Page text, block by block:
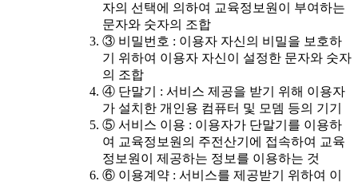
자의 선택에 의하여 교육정보원이 부여하는
문자와 숫자의 조합
③ 비밀번호 : 이용자 자신의 비밀을 보호하
기 위하여 이용자 자신이 설정한 문자와 숫자
의 조합
④ 단말기 : 서비스 제공을 받기 위해 이용자
가 설치한 개인용 컴퓨터 및 모뎀 등의 기기
⑤ 서비스 이용 : 이용자가 단말기를 이용하
여 교육정보원의 주전산기에 접속하여 교육
정보원이 제공하는 정보를 이용하는 것
⑥ 이용계약 : 서비스를 제공받기 위하여 이